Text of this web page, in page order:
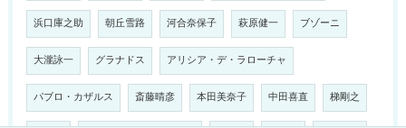
浜口庫之助 朝丘雪路 河合奈保子 萩原健一 ブゾーニ
大瀧詠一 グラナドス アリシア・デ・ラローチャ
パブロ・カザルス 斎藤晴彦 本田美奈子 中田喜直 梯剛之